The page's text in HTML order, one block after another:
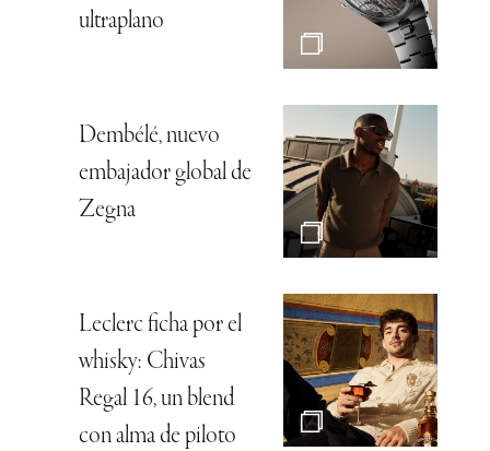
ultraplano
Dembélé, nuevo
embajador global de
Zegna
Leclerc ficha por el
whisky: Chivas
Regal 16, un blend
con alma de piloto